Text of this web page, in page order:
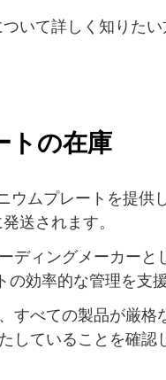
いて詳しく知りた
トの在庫
ウムプレートを提
送されます。
ディングメーカーと
効率的な管理を支援
すべての製品が厳
ていることを確認